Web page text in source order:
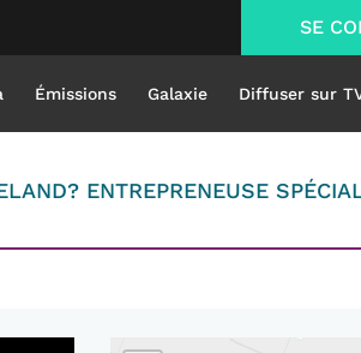
SE
Émissions Galaxie Diffuser sur
ENTREPRENEUSE